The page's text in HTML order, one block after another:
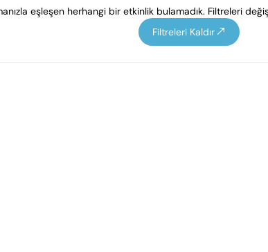
eşleşen herhangi bir etkinlik bulamadık. Filtreleri
Filtreleri Kaldır